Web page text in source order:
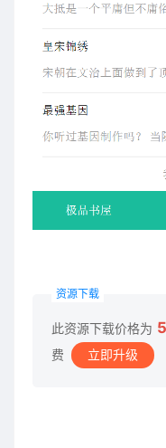
资源下载
此资源下载价格为
费
立即升级